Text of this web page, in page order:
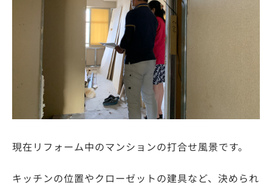
現在リフォーム中のマンションの打合せ風景です。
キッチンの位置やクローゼットの建具など、決められ